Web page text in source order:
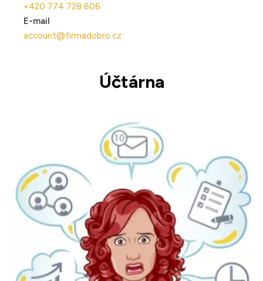
+420 774 728 606
E-mail
account@firmadobro.cz
Účtárna